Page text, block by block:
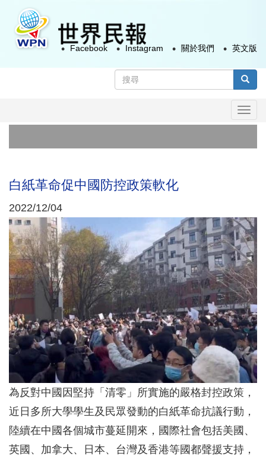
容
搜
尋
Facebook Instagram 關於我們 英文版
白紙革命促中國防控政策軟化
2022/12/04
為反對中國因堅持「清零」所實施的嚴格封控政策，
近日多所大學學生及民眾發動的白紙革命抗議行動，
陸續在中國各個城市蔓延開來，國際社會包括美國、
英國、加拿大、日本、台灣及香港等國都聲援支持，